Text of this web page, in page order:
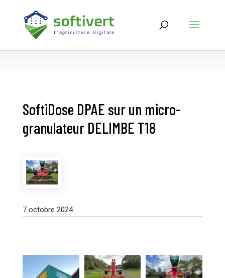
SoftiDose DPAE sur un micro-
granulateur DELIMBE T18
7 octobre 2024